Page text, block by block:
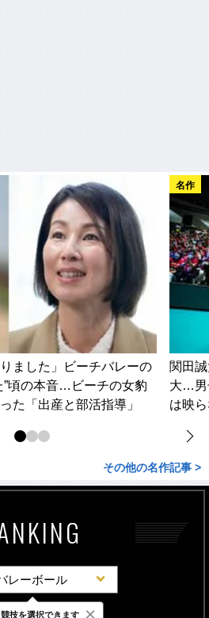
ました」ビーチバレーの
”頃の本音…ビーチの女豹
た「出産と部活指導」
名作
関田
大…男
は映
その他の名作記事 >
レーボール
技を選択できます